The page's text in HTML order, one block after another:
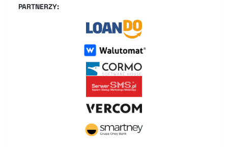
PARTNERZY: